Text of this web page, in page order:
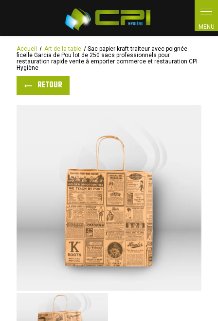
Accueil Art de la table
Sac papier kraft traiteur avec poignée
ficelle Garcia de Pou lot de 250 sacs professionnels pour
restauration rapide vente à emporter commerce et restauration CPI
Hygiène
RETOUR